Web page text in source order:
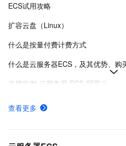
ECS试用攻略
扩容云盘（Linux）
什么是按量付费计费方式
什么是云服务器ECS，及其优势、购
连接实例-云服务器 ECS-阿里云
在Linux上安装Docker和Docker
使用安全组
查看更多